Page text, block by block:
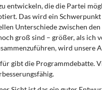
entwickeln, die die Partei
Das wird ein
Unterschiede zwischen den
groß sind – größer, als ich
wird unsere
gibt die Programmdebatte.